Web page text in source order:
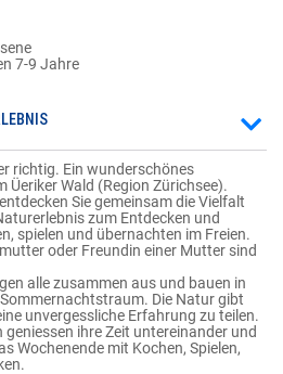
7-9 Jahre
richtig. Ein wunderschönes
Üeriker Wald (Region Zürichsee).
Sie gemeinsam die Vielfalt
zum Entdecken und
spielen und übernachten im Freien.
oder Freundin einer Mutter sind
alle zusammen aus und bauen in
Die Natur gibt
unvergessliche Erfahrung zu teilen.
geniessen ihre Zeit untereinander und
Wochenende mit Kochen, Spielen,